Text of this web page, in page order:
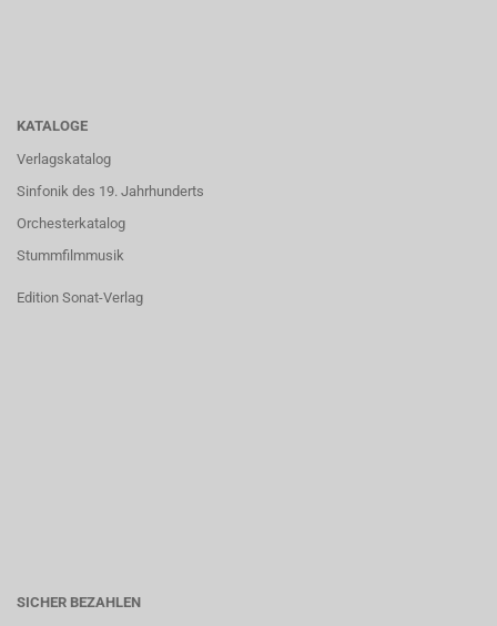
KATALOGE
Verlagskatalog
Sinfonik des 19. Jahrhunderts
Orchesterkatalog
Stummfilmmusik
Edition Sonat-Verlag
SICHER BEZAHLEN